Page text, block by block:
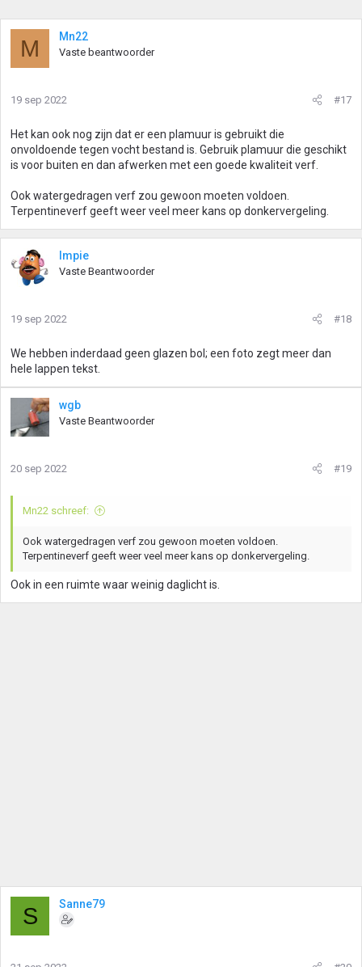
M Mn22
Vaste beantwoorder
19 sep 2022 #17
Het kan ook nog zijn dat er een plamuur is gebruikt die
onvoldoende tegen vocht bestand is. Gebruik plamuur die geschikt
is voor buiten en dan afwerken met een goede kwaliteit verf.
Ook watergedragen verf zou gewoon moeten voldoen.
Terpentineverf geeft weer veel meer kans op donkervergeling.
Impie
Vaste Beantwoorder
19 sep 2022 #18
We hebben inderdaad geen glazen bol; een foto zegt meer dan
hele lappen tekst.
wgb
Vaste Beantwoorder
20 sep 2022 #19
Mn22 schreef:
Ook watergedragen verf zou gewoon moeten voldoen.
Terpentineverf geeft weer veel meer kans op donkervergeling.
Ook in een ruimte waar weinig daglicht is.
S Sanne79